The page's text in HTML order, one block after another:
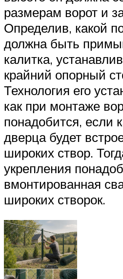
размерам ворот и
Определив, какой
должна быть
калитка,
крайний опорный
Технология его
как при монтаже
понадобится, если
дверца будет
широких створ.
укрепления
вмонтированная
широких створок.